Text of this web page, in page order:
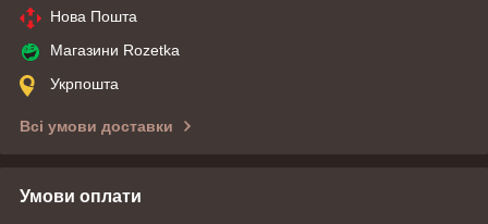
Нова Пошта
Магазини Rozetka
Укрпошта
Всі умови доставки
Умови оплати